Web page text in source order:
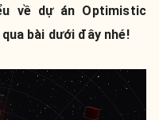
về dự án Optimistic
bài dưới đây nhé!